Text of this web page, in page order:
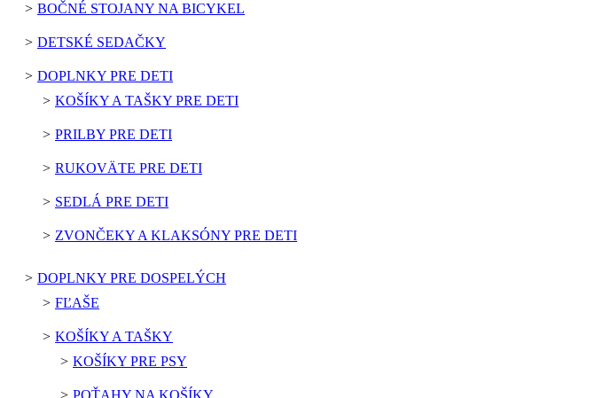
BOČNÉ STOJANY NA BICYKEL
DETSKÉ SEDAČKY
DOPLNKY PRE DETI
KOŠÍKY A TAŠKY PRE DETI
PRILBY PRE DETI
RUKOVÄTE PRE DETI
SEDLÁ PRE DETI
ZVONČEKY A KLAKSÓNY PRE DETI
DOPLNKY PRE DOSPELÝCH
FĽAŠE
KOŠÍKY A TAŠKY
KOŠÍKY PRE PSY